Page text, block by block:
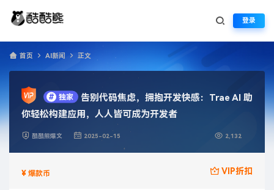
登录
首页 AI新闻 正文
# 独家
告别代码焦虑，拥抱开发快感：Trae AI 助
你轻松构建应用，人人皆可成为开发者
酷酷熊爆文 2025-02-15 2,132
¥ 爆款币 VIP折扣